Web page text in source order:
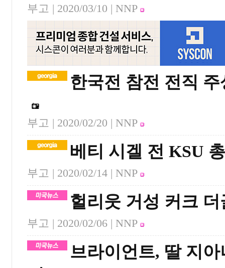
부고 | 2020/03/10 | NNP
한국전 참전 전직
부고 | 2020/02/20 | NNP
베티 시겔 전 KSU
부고 | 2020/02/14 | NNP
헐리웃 거성 커크
부고 | 2020/02/06 | NNP
브라이언트, 딸 지